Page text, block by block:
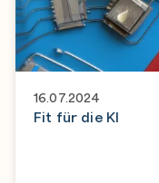
16.07.2024
Fit für die KI